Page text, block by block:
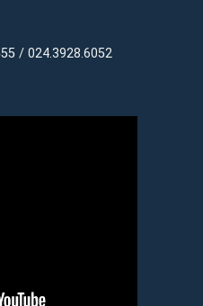
/ 024.3928.6052